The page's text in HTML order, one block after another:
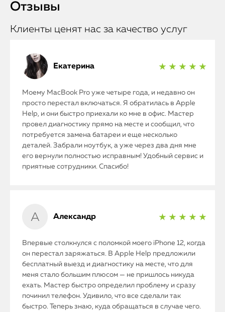
Отзывы
Клиенты ценят нас за качество услуг
Екатерина ★ ★ ★ ★ ★
Моему MacBook Pro уже четыре года, и недавно он
просто перестал включаться. Я обратилась в Apple
Help, и они быстро приехали ко мне в офис. Мастер
провел диагностику прямо на месте и сообщил, что
потребуется замена батареи и еще несколько
деталей. Забрали ноутбук, а уже через два дня мне
его вернули полностью исправным! Удобный сервис и
приятные сотрудники. Спасибо!
Александр ★ ★ ★ ★ ★
Впервые столкнулся с поломкой моего iPhone 12, когда
он перестал заряжаться. В Apple Help предложили
бесплатный выезд и диагностику на месте, что для
меня стало большим плюсом — не пришлось никуда
ехать. Мастер быстро определил проблему и сразу
починил телефон. Удивило, что все сделали так
быстро. Теперь знаю, куда обращаться в случае чего.